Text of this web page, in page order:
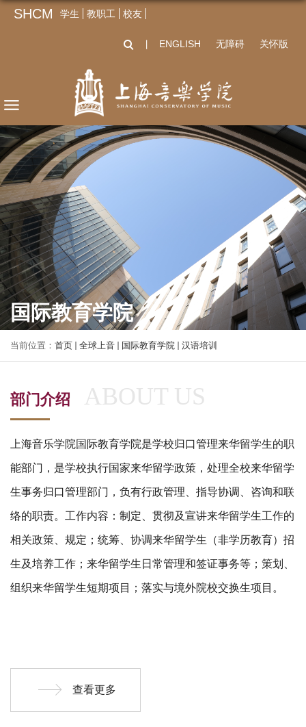
SHCM 学生 教职工 校友
ENGLISH 无障碍 关怀版
国际教育学院
当前位置： 首页 全球上音 国际教育学院 汉语培训
部门介绍
上海音乐学院国际教育学院是学校归口管理来华留学生的职
能部门，是学校执行国家来华留学政策，处理全校来华留学
生事务归口管理部门，负有行政管理、指导协调、咨询和联
络的职责。工作内容：制定、贯彻及宣讲来华留学生工作的
相关政策、规定；统筹、协调来华留学生（非学历教育）招
生及培养工作；来华留学生日常管理和签证事务等；策划、
组织来华留学生短期项目；落实与境外院校交换生项目。
查看更多